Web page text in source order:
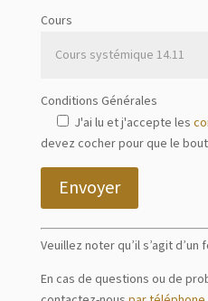
Cours
Conditions Générales
J'ai lu et j'accepte les
devez cocher pour que le
Envoyer
Veuillez noter qu’il s’agit
En cas de questions ou de